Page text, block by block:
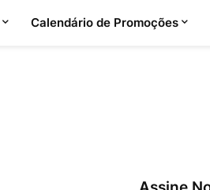
Calendário de Promoções